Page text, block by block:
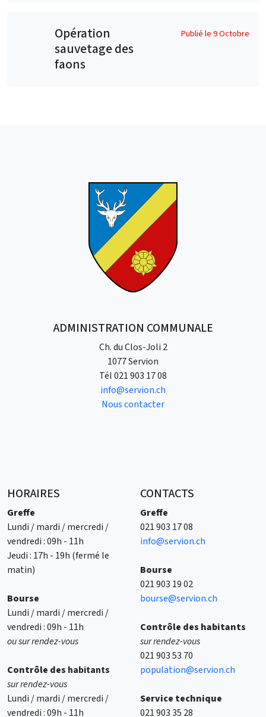
Opération
sauvetage des
faons
Publié le 9 Octobre
ADMINISTRATION COMMUNALE
Ch. du Clos-Joli 2
1077 Servion
Tél021 903 17 08
info@servion.ch
Nous contacter
HORAIRES
Greffe
Lundi / mardi / mercredi /
vendredi : 09h - 11h
Jeudi : 17h - 19h (fermé le
matin)
Bourse
Lundi / mardi / mercredi /
vendredi : 09h - 11h
ou sur rendez-vous
Contrôle des habitants
sur rendez-vous
Lundi / mardi / mercredi /
vendredi : 09h - 11h
CONTACTS
Greffe
021 903 17 08
info@servion.ch
Bourse
021 903 19 02
bourse@servion.ch
Contrôle des habitants
sur rendez-vous
021 903 53 70
population@servion.ch
Service technique
021 903 35 28